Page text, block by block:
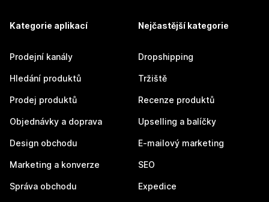
Kategorie aplikací
Prodejní kanály
Hledání produktů
Prodej produktů
Objednávky a doprava
Design obchodu
Marketing a konverze
Správa obchodu
Nejčastější kategorie
Dropshipping
Tržiště
Recenze produktů
Upselling a balíčky
E-mailový marketing
SEO
Expedice